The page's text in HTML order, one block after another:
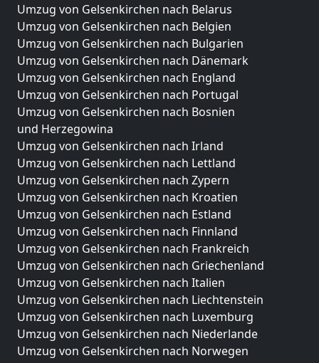
Umzug von Gelsenkirchen nach Belarus
Umzug von Gelsenkirchen nach Belgien
Umzug von Gelsenkirchen nach Bulgarien
Umzug von Gelsenkirchen nach Dänemark
Umzug von Gelsenkirchen nach England
Umzug von Gelsenkirchen nach Portugal
Umzug von Gelsenkirchen nach Bosnien
und Herzegowina
Umzug von Gelsenkirchen nach Irland
Umzug von Gelsenkirchen nach Lettland
Umzug von Gelsenkirchen nach Zypern
Umzug von Gelsenkirchen nach Kroatien
Umzug von Gelsenkirchen nach Estland
Umzug von Gelsenkirchen nach Finnland
Umzug von Gelsenkirchen nach Frankreich
Umzug von Gelsenkirchen nach Griechenland
Umzug von Gelsenkirchen nach Italien
Umzug von Gelsenkirchen nach Liechtenstein
Umzug von Gelsenkirchen nach Luxemburg
Umzug von Gelsenkirchen nach Niederlande
Umzug von Gelsenkirchen nach Norwegen